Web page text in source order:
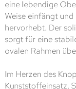
eine lebendige
Weise einfängt
hervorhebt. Der
sorgt für eine
ovalen Rahmen
Im Herzen des
Kunststoffeinsatz.